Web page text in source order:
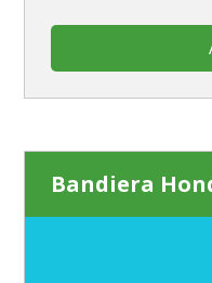
Bandiera